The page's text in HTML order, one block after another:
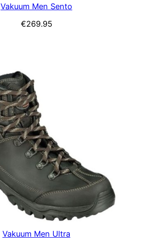
Vakuum Men Sento
€269.95
Vakuum Men Ultra